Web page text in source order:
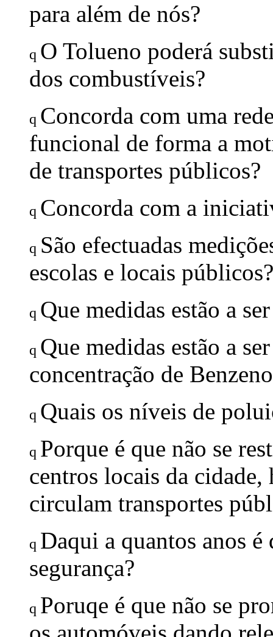
para além de nós?
q O Tolueno poderá
dos combustíveis?
q Concorda com uma
funcional de forma a
de transportes públicos?
q Concorda com a
q São efectuadas
escolas e locais públicos?
q Que medidas estão a
q Que medidas estão a
concentração de
q Quais os níveis de
q Porque é que não se
centros locais da cidade,
circulam transportes
q Daqui a quantos anos
segurança?
q Poruqe é que não se